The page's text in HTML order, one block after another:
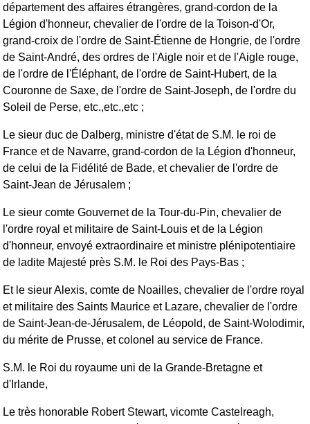
département des affaires étrangères, grand-cordon de la
Légion d'honneur, chevalier de l'ordre de la Toison-d'Or,
grand-croix de l'ordre de Saint-Étienne de Hongrie, de l'ordre
de Saint-André, des ordres de l'Aigle noir et de l'Aigle rouge,
de l'ordre de l'Éléphant, de l'ordre de Saint-Hubert, de la
Couronne de Saxe, de l'ordre de Saint-Joseph, de l'ordre du
Soleil de Perse, etc.,etc.,etc ;
Le sieur duc de Dalberg, ministre d'état de S.M. le roi de
France et de Navarre, grand-cordon de la Légion d'honneur,
de celui de la Fidélité de Bade, et chevalier de l'ordre de
Saint-Jean de Jérusalem ;
Le sieur comte Gouvernet de la Tour-du-Pin, chevalier de
l'ordre royal et militaire de Saint-Louis et de la Légion
d'honneur, envoyé extraordinaire et ministre plénipotentiaire
de ladite Majesté près S.M. le Roi des Pays-Bas ;
Et le sieur Alexis, comte de Noailles, chevalier de l'ordre royal
et militaire des Saints Maurice et Lazare, chevalier de l'ordre
de Saint-Jean-de-Jérusalem, de Léopold, de Saint-Wolodimir,
du mérite de Prusse, et colonel au service de France.
S.M. le Roi du royaume uni de la Grande-Bretagne et
d'Irlande,
Le très honorable Robert Stewart, vicomte Castelreagh,